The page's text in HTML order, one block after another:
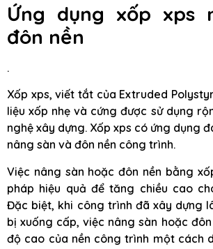
Ứng dụng xốp xps
đôn nền
.
Xốp xps, viết tắt của Extruded
liệu xốp nhẹ và cứng được sử dụng
nghệ xây dựng. Xốp xps có ứng dụng
nâng sàn và đôn nền công trình.
Việc nâng sàn hoặc đôn nền bằng
pháp hiệu quả để tăng chiều cao
Đặc biệt, khi công trình đã xây dựng
bị xuống cấp, việc nâng sàn hoặc
độ cao của nền công trình một cách